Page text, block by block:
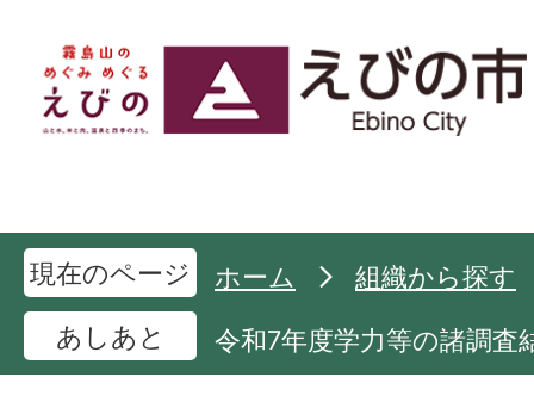
現在のページ ホーム
組織から探す
あしあと
令和7年度学力等の諸調査